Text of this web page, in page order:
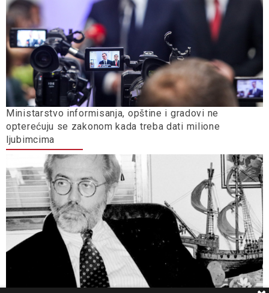
Ministarstvo informisanja, opštine i gradovi ne
opterećuju se zakonom kada treba dati milione
ljubimcima